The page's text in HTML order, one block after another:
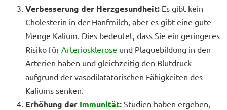
Verbesserung der Herzgesundheit: Es gibt kein
Cholesterin in der Hanfmilch, aber es gibt eine gute
Menge Kalium. Dies bedeutet, dass Sie ein geringeres
Risiko für Arteriosklerose und Plaquebildung in den
Arterien haben und gleichzeitig den Blutdruck
aufgrund der vasodilatatorischen Fähigkeiten des
Kaliums senken.
Erhöhung der Immunität: Studien haben ergeben,